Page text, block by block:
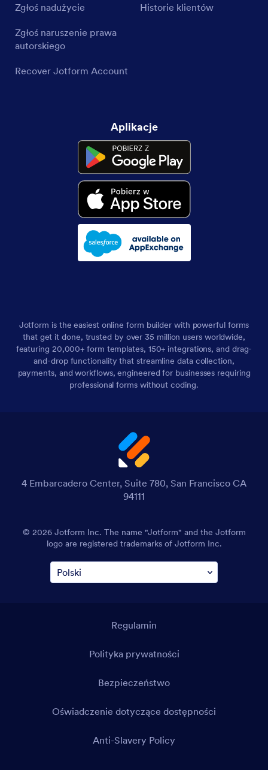
Zgłoś nadużycie
Zgłoś naruszenie prawa
autorskiego
Recover Jotform Account
Historie klientów
Aplikacje
Jotform is the easiest online form builder with powerful forms
that get it done, trusted by over 35 million users worldwide,
featuring 20,000+ form templates, 150+ integrations, and drag-
and-drop functionality that streamline data collection,
payments, and workflows, engineered for businesses requiring
professional forms without coding.
4 Embarcadero Center, Suite 780, San Francisco CA
94111
© 2026 Jotform Inc. The name "Jotform" and the Jotform
logo are registered trademarks of Jotform Inc.
Regulamin
Polityka prywatności
Bezpieczeństwo
Oświadczenie dotyczące dostępności
Anti-Slavery Policy